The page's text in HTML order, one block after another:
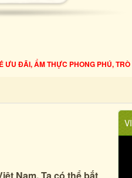
ĐÃI, ẨM THỰC PHONG PHÚ,